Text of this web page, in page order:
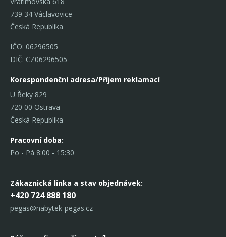
739 34 Václavovice
Česká Republika
IČO: 06296505
DIČ: CZ06296505
Korespondenční adresa/Příjem reklamací
U Řeky 829
720 00 Ostrava
Česká Republika
Pracovní doba:
Po - Pá 8:00 - 15:30
Zákaznická linka a stav objednávek:
+420 724 888 180
pegas@nabytek-pegas.cz